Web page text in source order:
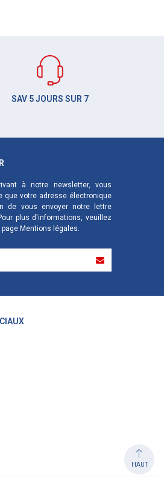
SAV 5 JOURS SUR 7
à notre newsletter, vous
que votre adresse électronique
de vous envoyer notre lettre
plus d'informations, veuillez
Mentions légales.
HAUT